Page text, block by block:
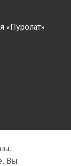
«Пуролат»
Вы